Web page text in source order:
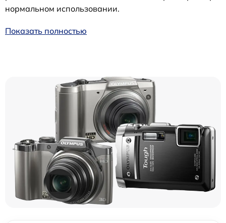
нормальном использовании.
Показать полностью